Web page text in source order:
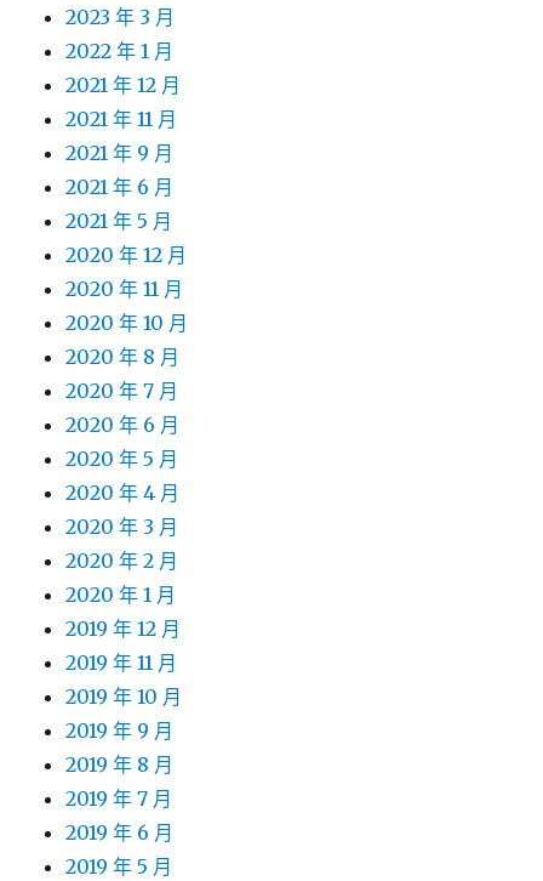
2023 年 3 月
2022 年 1 月
2021 年 12 月
2021 年 11 月
2021 年 9 月
2021 年 6 月
2021 年 5 月
2020 年 12 月
2020 年 11 月
2020 年 10 月
2020 年 8 月
2020 年 7 月
2020 年 6 月
2020 年 5 月
2020 年 4 月
2020 年 3 月
2020 年 2 月
2020 年 1 月
2019 年 12 月
2019 年 11 月
2019 年 10 月
2019 年 9 月
2019 年 8 月
2019 年 7 月
2019 年 6 月
2019 年 5 月